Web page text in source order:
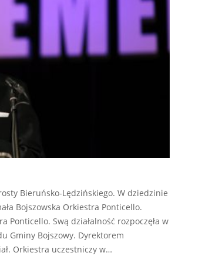
Bieruńsko-Lędzińskiego. W dziedzinie
Bojszowska Orkiestra Ponticello.
Ponticello. Swą działalność rozpoczęła w
Gminy Bojszowy. Dyrektorem
Orkiestra uczestniczy w…